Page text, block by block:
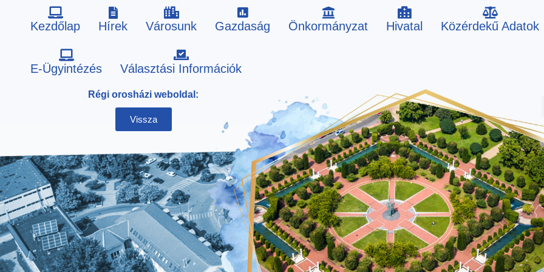
Kezdőlap Hírek Városunk Gazdaság Önkormányzat Hivatal Közérdekű Adatok
E-Ügyintézés Választási Információk
Régi orosházi weboldal:
Vissza